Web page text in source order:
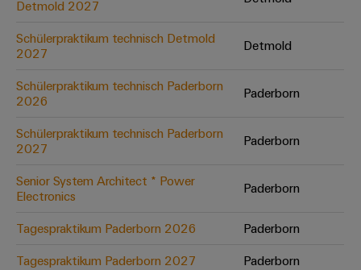
Digital
auf einem
neuen Niveau
unkompliziert,
Detmold 2027
Schülerpraktikum technisch Detmold
2027
Detmold
Schülerpraktikum technisch Paderborn
2026
Paderborn
Schülerpraktikum technisch Paderborn
2027
Paderborn
Senior System Architect * Power
Electronics
Paderborn
Tagespraktikum Paderborn 2026
Paderborn
Tagespraktikum Paderborn 2027
Paderborn